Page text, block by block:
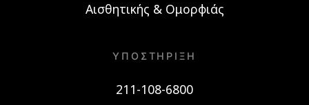
Αισθητικής & Ομορφιάς
ΥΠΟΣΤΉΡΙΞΗ
211-108-6800